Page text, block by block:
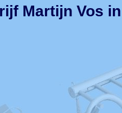
Martijn Vos in